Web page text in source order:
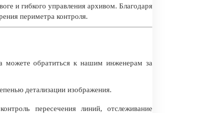
и гибкого управления архивом. Благодаря
периметра контроля.
можете обратиться к нашим инженерам за
детализации изображения.
пересечения линий, отслеживание